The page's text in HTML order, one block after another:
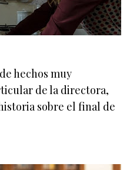
hechos muy
de la directora,
sobre el final de